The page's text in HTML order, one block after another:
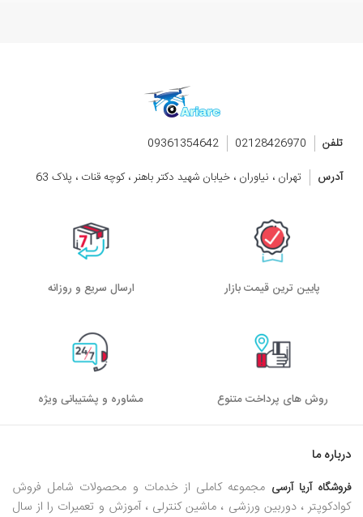
تلفن 02128426970
09361354642
آدرس
تهران ، نیاوران ، خیابان شهید دکتر باهنر ، کوچه قنات ، پلاک 63
پایین ترین قیمت بازار ارسال سریع و روزانه
روش های پرداخت متنوع مشاوره و پشتیبانی ویژه
درباره ما
فروشگاه آریا آرسی مجموعه کاملی از خدمات و محصولات شامل فروش
کوادکوپتر ، دوربین ورزشی ، ماشین کنترلی ، آموزش و تعمیرات را از سال